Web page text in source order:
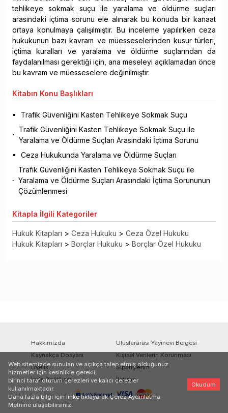
tehlikeye sokmak suçu ile yaralama ve öldürme suçları
arasındaki içtima sorunu ele alınarak bu konuda bir kanaat
ortaya konulmaya çalışılmıştır. Bu inceleme yapılırken ceza
hukukunun bazı kavram ve müesseselerinden kusur türleri,
içtima kuralları ve yaralama ve öldürme suçlarından da
faydalanılması gerektiği için, ana meseleyi açıklamadan önce
bu kavram ve müesseselere değinilmiştir.
Kitabın Konu Başlıkları
Trafik Güvenliğini Kasten Tehlikeye Sokmak Suçu
Trafik Güvenliğini Kasten Tehlikeye Sokmak Suçu ile
Yaralama ve Öldürme Suçları Arasındaki İçtima Sorunu
Ceza Hukukunda Yaralama ve Öldürme Suçları
Trafik Güvenliğini Kasten Tehlikeye Sokmak Suçu ile
Yaralama ve Öldürme Suçları Arasındaki İçtima Sorununun
Çözümlenmesi
Kitapla İlgili Kategoriler
Hukuk Kitapları > Ceza Hukuku > Ceza Özel Hukuku
Hukuk Kitapları > Borçlar Hukuku > Borçlar Özel Hukuku
Hakkımızda
Uluslararası Yayınevi Belgesi
Kaynakça Dosyası
Kişisel Verilerin Korunması
Üyelik
Siparişlerim
İade Politikası
İletişim
Web sitemizde sunulan ve açıkça talep etmiş olduğunuz
hizmetler için kesinlikle gerekli,
birinci taraf oturum çerezleri ve kalıcı çerezler
kullanılmaktadır.
Daha fazla bilgi için linke tıklayarak Çerez Aydınlatma
Metnine ulaşabilirsiniz.
Okudum